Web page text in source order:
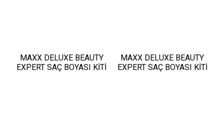
MAXX DELUXE BEAUTY
EXPERT SAÇ BOYASI KİTİ
MAXX DELUXE BEAUTY
EXPERT SAÇ BOYASI KİTİ